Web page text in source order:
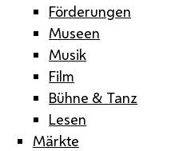
Förderungen
Museen
Musik
Film
Bühne & Tanz
Lesen
Märkte